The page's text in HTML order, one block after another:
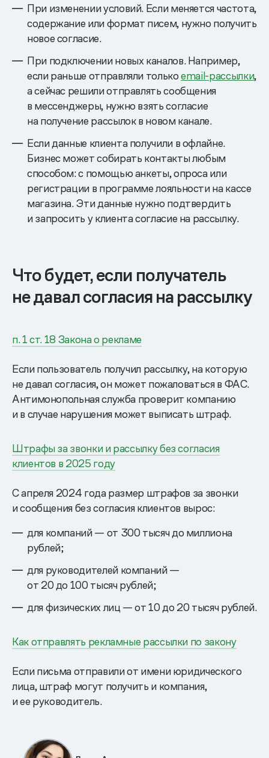
При изменении условий. Если меняется частота,
содержание или формат писем, нужно получить
новое согласие.
При подключении новых каналов. Например,
если раньше отправляли толькоemail-рассылки,
а сейчас решили отправлять сообщения
в мессенджеры, нужно взять согласие
на получение рассылок в новом канале.
Если данные клиента получили в офлайне.
Бизнес может собирать контакты любым
способом: с помощью анкеты, опроса или
регистрации в программе лояльности на кассе
магазина. Эти данные нужно подтвердить
и запросить у клиента согласие на рассылку.
Что будет, если получатель
не давал согласия на рассылку
п. 1 ст. 18 Закона о рекламе
Если пользователь получил рассылку, на которую
не давал согласия, он может пожаловаться в ФАС.
Антимонопольная служба проверит компанию
и в случае нарушения может выписать штраф.
Штрафы за звонки и рассылку без согласия
клиентов в 2025 году
С апреля 2024 года размер штрафов за звонки
и сообщения без согласия клиентов вырос:
для компаний — от 300 тысяч до миллиона
рублей;
для руководителей компаний —
от 20 до 100 тысяч рублей;
для физических лиц — от 10 до 20 тысяч рублей.
Как отправлять рекламные рассылки по закону
Если письма отправили от имени юридического
лица, штраф могут получить и компания,
и ее руководитель.